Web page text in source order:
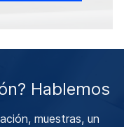
Hablemos
muestras, un